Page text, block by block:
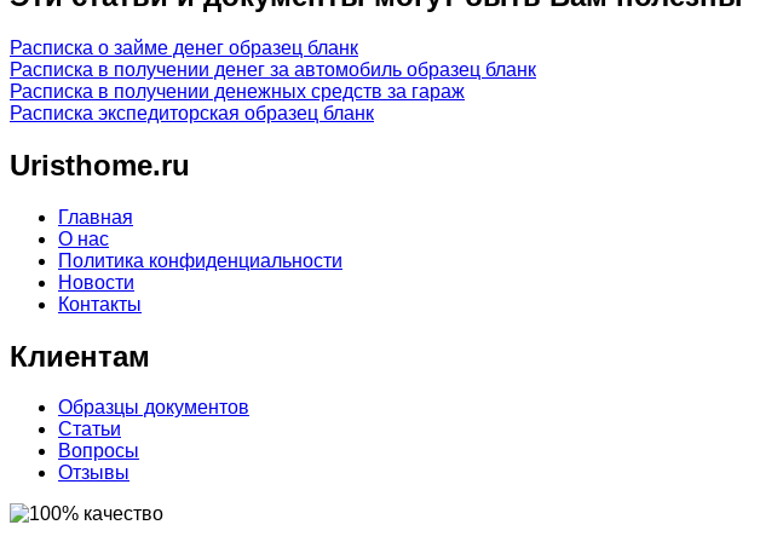
Расписка о займе денег образец бланк
Расписка в получении денег за автомобиль образец бланк
Расписка в получении денежных средств за гараж
Расписка экспедиторская образец бланк
Uristhome.ru
Главная
О нас
Политика конфиденциальности
Новости
Контакты
Клиентам
Образцы документов
Статьи
Вопросы
Отзывы